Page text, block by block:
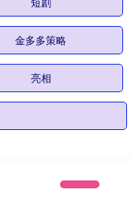
金多多策略
亮相